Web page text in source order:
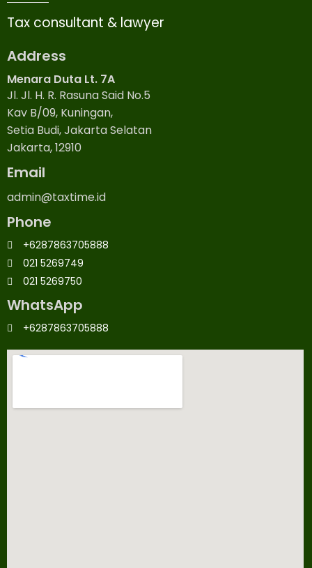
Tax consultant & lawyer
Address
Menara Duta Lt. 7A
Jl. Jl. H. R. Rasuna Said No.5
Kav B/09, Kuningan,
Setia Budi, Jakarta Selatan
Jakarta, 12910
Email
admin@taxtime.id
Phone
+6287863705888
021 5269749
021 5269750
WhatsApp
+6287863705888